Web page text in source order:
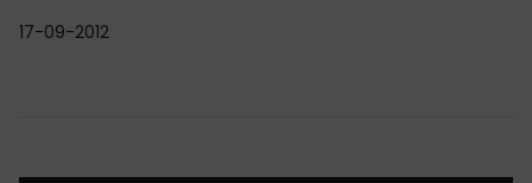
17-09-2012